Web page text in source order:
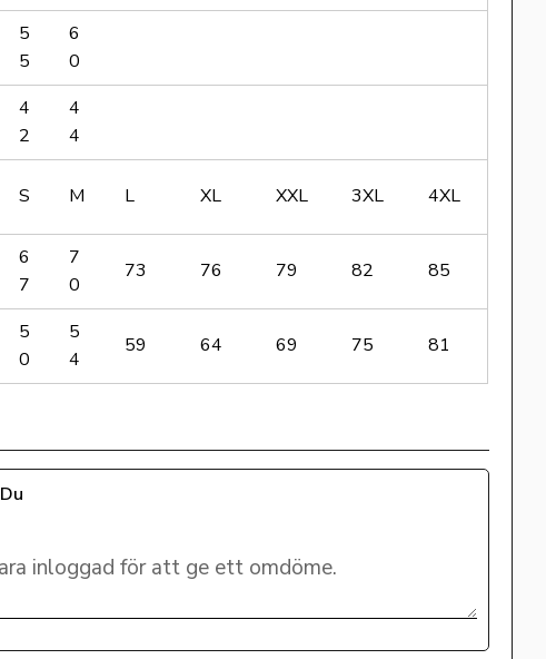
5
5
6
0
4
2
4
4
S M L XL XXL 3XL 4XL
6
7
7
0
73 76 79 82 85
5
0
5
4
59 64 69 75 81
Du